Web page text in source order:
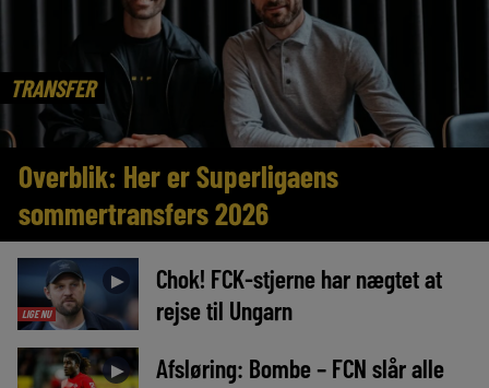
TRANSFER
Overblik: Her er Superligaens
sommertransfers 2026
LIGE NU
►
Chok! FCK-stjerne har nægtet at
rejse til Ungarn
►
Afsløring: Bombe – FCN slår alle